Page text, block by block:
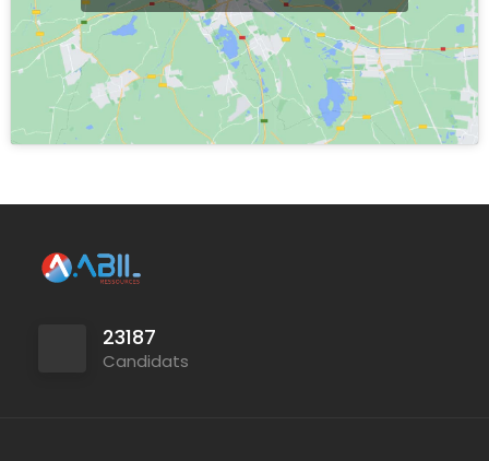
23187
Candidats